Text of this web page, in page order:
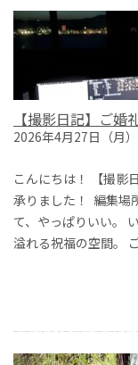
【撮影日記】ご
2026年4月27日（月）
こんにちは！ 【撮影
承りました！ 編集場
て、やっぱりいい。
溢れる祝福の空間。